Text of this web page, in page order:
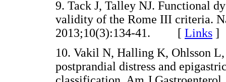
9. Tack J, Talley NJ. Functional
validity of the Rome III criteria.
2013;10(3):134-41. [ Links ]
10. Vakil N, Halling K, Ohlsson
postprandial distress and